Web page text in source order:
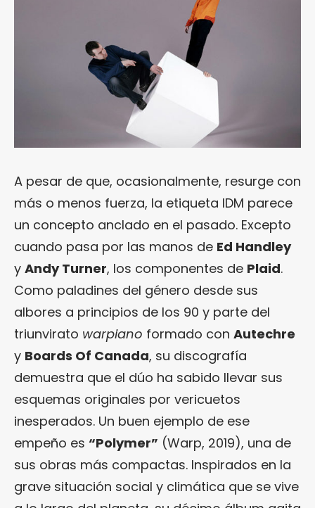
A pesar de que, ocasionalmente, resurge con
más o menos fuerza, la etiqueta IDM parece
un concepto anclado en el pasado. Excepto
cuando pasa por las manos de Ed Handley
y Andy Turner, los componentes de Plaid.
Como paladines del género desde sus
albores a principios de los 90 y parte del
triunvirato warpiano formado con Autechre
y Boards Of Canada, su discografía
demuestra que el dúo ha sabido llevar sus
esquemas originales por vericuetos
inesperados. Un buen ejemplo de ese
empeño es “Polymer” (Warp, 2019), una de
sus obras más compactas. Inspirados en la
grave situación social y climática que se vive